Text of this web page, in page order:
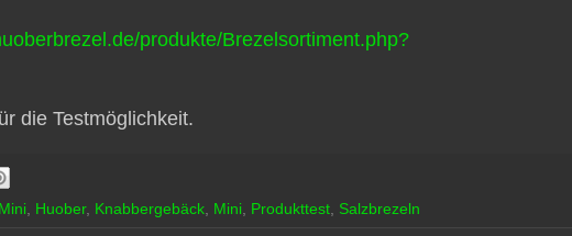
produkte/Brezelsortiment.php?
die Testmöglichkeit.
Huober, Knabbergebäck Mini Produkttest Salzbrezeln